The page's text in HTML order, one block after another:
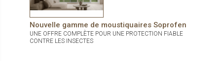
Nouvelle gamme de moustiquaires Soprofen
UNE OFFRE COMPLÈTE POUR UNE PROTECTION FIABLE
CONTRE LES INSECTES